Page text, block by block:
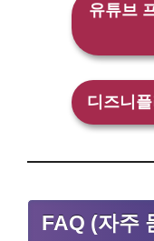
유튜브
디즈니
FAQ (자주